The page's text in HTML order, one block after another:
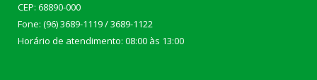
CEP: 68890-000
Fone: (96) 3689-1119 / 3689-1122
Horário de atendimento: 08:00 às 13:00